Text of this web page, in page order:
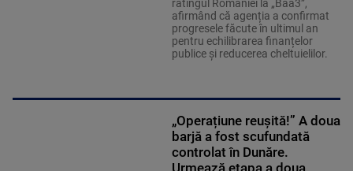
ratingul României la „Baa3”,
afirmând că agenția a confirmat
progresele făcute în ultimul an
pentru echilibrarea finanțelor
publice și reducerea cheltuielilor.
„Operațiune reușită!” A doua
barjă a fost scufundată
controlat în Dunăre.